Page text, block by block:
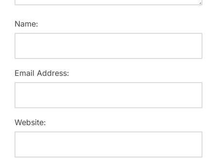
Name:
Email Address:
Website: